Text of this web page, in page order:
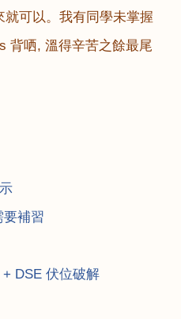
就可以。我有同學未掌握
背哂, 溫得辛苦之餘最尾
要補習
DSE 伏位破解